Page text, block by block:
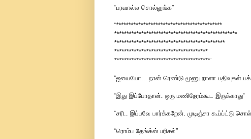
“பரவால்ல சொல்லுங்க”
“*******************************************
**************************************************
*********************************************
**************************************
***************************************”
“ஐயையோ... நான் ரெண்டு மூணு நாளா பதிவுகள்
“இது இப்போதான். ஒரு மணிநேரம்கூட இருக்காது”
“சரி.. இப்பவே பார்க்கறேன். முடிஞ்சா கூப்ப்ட்டு
“ரொம்ப தேங்க்ஸ் பரிசல்”